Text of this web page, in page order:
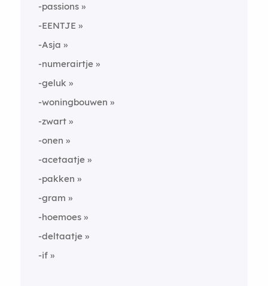
-passions
-EENTJE
-Asja
-numerairtje
-geluk
-woningbouwen
-zwart
-onen
-acetaatje
-pakken
-gram
-hoemoes
-deltaatje
-if